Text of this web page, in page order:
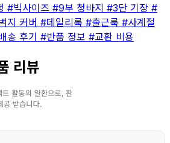
#빅사이즈 #9부 청바지 #3단 기장 #
지 커버 #데일리룩 #출근룩 #사계절
송 후기 #반품 정보 #교환 비용
리뷰